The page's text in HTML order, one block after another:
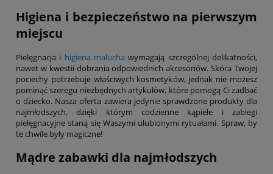
Higiena i bezpieczeństwo na pierwszym
miejscu
Pielęgnacja i higiena malucha wymagają szczególnej delikatności,
nawet w kwestii dobrania odpowiednich akcesoriów. Skóra Twojej
pociechy potrzebuje właściwych kosmetyków, jednak nie możesz
pominąć szeregu niezbędnych artykułów, które pomogą Ci zadbać
o dziecko. Nasza oferta zawiera jedynie sprawdzone produkty dla
najmłodszych, dzięki którym codzienne kąpiele i zabiegi
pielęgnacyjne staną się Waszymi ulubionymi rytuałami. Spraw, by
te chwile były magiczne!
Mądre zabawki dla najmłodszych